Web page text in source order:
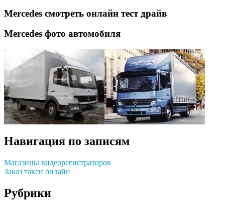
Mercedes смотреть онлайн тест драйв
Mercedes фото автомобиля
Навигация по записям
Магазины видеорегистраторов
Заказ такси онлайн
Рубрики